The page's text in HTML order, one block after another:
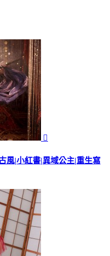

風|小紅書|異域公主|重生寫